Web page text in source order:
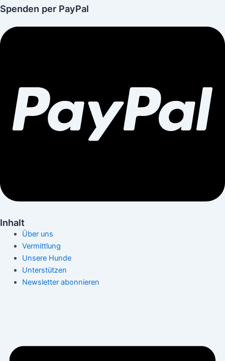
Spenden per PayPal
Inhalt
Über uns
Vermittlung
Unsere Hunde
Unterstützen
Newsletter abonnieren